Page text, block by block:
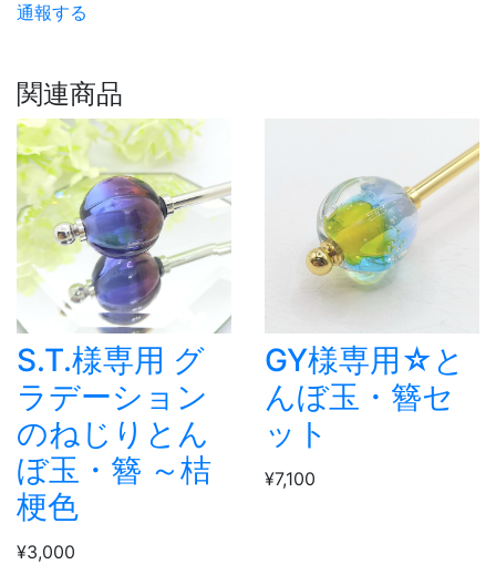
通報する
関連商品
S.T.様専用 グ
ラデーション
のねじりとん
ぼ玉・簪 ～桔
梗色
¥3,000
GY様専用☆と
んぼ玉・簪セ
ット
¥7,100